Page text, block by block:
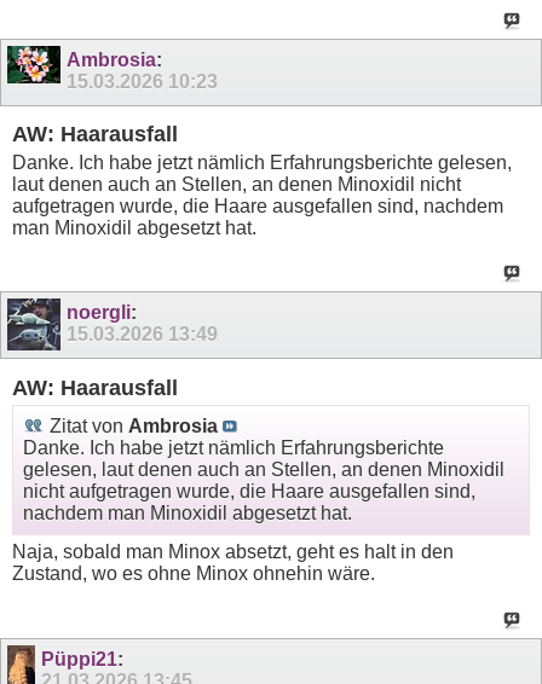
Ambrosia:
15.03.2026 10:23
AW: Haarausfall
Danke. Ich habe jetzt nämlich Erfahrungsberichte gelesen,
laut denen auch an Stellen, an denen Minoxidil nicht
aufgetragen wurde, die Haare ausgefallen sind, nachdem
man Minoxidil abgesetzt hat.
noergli:
15.03.2026 13:49
AW: Haarausfall
Zitat von Ambrosia
Danke. Ich habe jetzt nämlich Erfahrungsberichte
gelesen, laut denen auch an Stellen, an denen Minoxidil
nicht aufgetragen wurde, die Haare ausgefallen sind,
nachdem man Minoxidil abgesetzt hat.
Naja, sobald man Minox absetzt, geht es halt in den
Zustand, wo es ohne Minox ohnehin wäre.
Püppi21: